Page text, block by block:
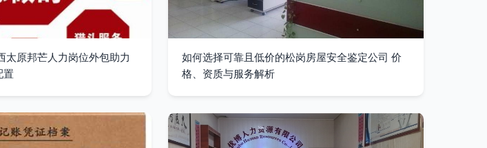
太原邦芒人力岗位外包助力
置
如何选择可靠且低价的松岗房屋安全鉴定公司 价
格、资质与服务解析